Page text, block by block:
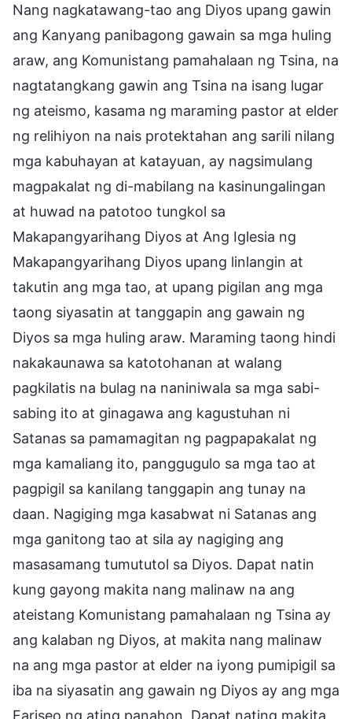
Nang nagkatawang-tao ang Diyos upang gawin
ang Kanyang panibagong gawain sa mga huling
araw, ang Komunistang pamahalaan ng Tsina, na
nagtatangkang gawin ang Tsina na isang lugar
ng ateismo, kasama ng maraming pastor at elder
ng relihiyon na nais protektahan ang sarili nilang
mga kabuhayan at katayuan, ay nagsimulang
magpakalat ng di-mabilang na kasinungalingan
at huwad na patotoo tungkol sa
Makapangyarihang Diyos at Ang Iglesia ng
Makapangyarihang Diyos upang linlangin at
takutin ang mga tao, at upang pigilan ang mga
taong siyasatin at tanggapin ang gawain ng
Diyos sa mga huling araw. Maraming taong hindi
nakakaunawa sa katotohanan at walang
pagkilatis na bulag na naniniwala sa mga sabi-
sabing ito at ginagawa ang kagustuhan ni
Satanas sa pamamagitan ng pagpapakalat ng
mga kamaliang ito, panggugulo sa mga tao at
pagpigil sa kanilang tanggapin ang tunay na
daan. Nagiging mga kasabwat ni Satanas ang
mga ganitong tao at sila ay nagiging ang
masasamang tumututol sa Diyos. Dapat natin
kung gayong makita nang malinaw na ang
ateistang Komunistang pamahalaan ng Tsina ay
ang kalaban ng Diyos, at makita nang malinaw
na ang mga pastor at elder na iyong pumipigil sa
iba na siyasatin ang gawain ng Diyos ay ang mga
Fariseo ng ating panahon. Dapat nating makita